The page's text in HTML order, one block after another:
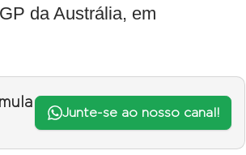
da Austrália, em
Junte-se ao nosso canal!